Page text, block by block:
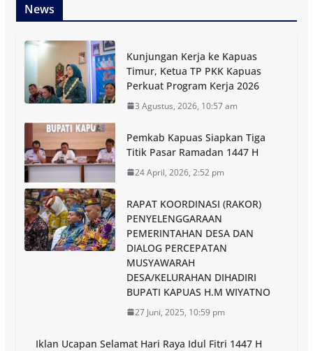
News
Kunjungan Kerja ke Kapuas
Timur, Ketua TP PKK Kapuas
Perkuat Program Kerja 2026
3 Agustus, 2026, 10:57 am
Pemkab Kapuas Siapkan Tiga
Titik Pasar Ramadan 1447 H
24 April, 2026, 2:52 pm
RAPAT KOORDINASI (RAKOR)
PENYELENGGARAAN
PEMERINTAHAN DESA DAN
DIALOG PERCEPATAN
MUSYAWARAH
DESA/KELURAHAN DIHADIRI
BUPATI KAPUAS H.M WIYATNO
27 Juni, 2025, 10:59 pm
Iklan Ucapan Selamat Hari Raya Idul Fitri 1447 H